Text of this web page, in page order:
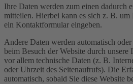
Ihre Daten werden zum einen dadurch
mitteilen. Hierbei kann es sich z. B. um
ein Kontaktformular eingeben.
Andere Daten werden automatisch
beim Besuch der Website durch unsere
vor allem technische Daten (z. B.
oder Uhrzeit des Seitenaufrufs). Die
automatisch, sobald Sie diese Website